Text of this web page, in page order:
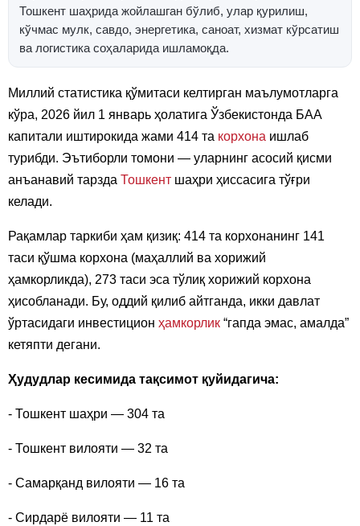
Тошкент шаҳрида жойлашган бўлиб, улар қурилиш,
кўчмас мулк, савдо, энергетика, саноат, хизмат кўрсатиш
ва логистика соҳаларида ишламоқда.
Миллий статистика қўмитаси келтирган маълумотларга
кўра, 2026 йил 1 январь ҳолатига Ўзбекистонда БАА
капитали иштирокида жами 414 та корхона ишлаб
турибди. Эътиборли томони — уларнинг асосий қисми
анъанавий тарзда Тошкент шаҳри ҳиссасига тўғри
келади.
Рақамлар таркиби ҳам қизиқ: 414 та корхонанинг 141
таси қўшма корхона (маҳаллий ва хорижий
ҳамкорликда), 273 таси эса тўлиқ хорижий корхона
ҳисобланади. Бу, оддий қилиб айтганда, икки давлат
ўртасидаги инвестицион ҳамкорлик “гапда эмас, амалда”
кетяпти дегани.
Ҳудудлар кесимида тақсимот қуйидагича:
- Тошкент шаҳри — 304 та
- Тошкент вилояти — 32 та
- Самарқанд вилояти — 16 та
- Сирдарё вилояти — 11 та